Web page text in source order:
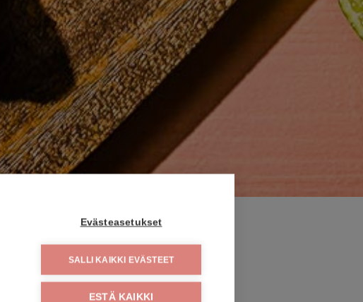
Evästeasetukset
SALLI KAIKKI EVÄSTEET
ESTÄ KAIKKI